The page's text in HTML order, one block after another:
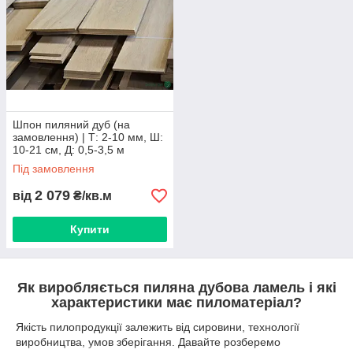
Ціна ламелі із дуба вказана за 1 кв.м. Вартість кожної пачки
розраховується індивідуально. Забрати пиляний шпон зі
складу можна самовивозом. Виконуємо відправлення
пилопродукції транспортними компаніями до інших
населених пунктів України.
Ламель дубова відвантажується після повної оплати.
Фактичні розміри пачок пиляного шпону з деревини
дуба надасть менеджер.
Шпон пиляний дуб (на
замовлення) | Т: 2-10 мм, Ш:
10-21 см, Д: 0,5-3,5 м
Під замовлення
від 2 079 ₴/кв.м
Купити
Як виробляється пиляна дубова ламель і які
характеристики має пиломатеріал?
Якість пилопродукції залежить від сировини, технології
виробництва, умов зберігання. Давайте розберемо